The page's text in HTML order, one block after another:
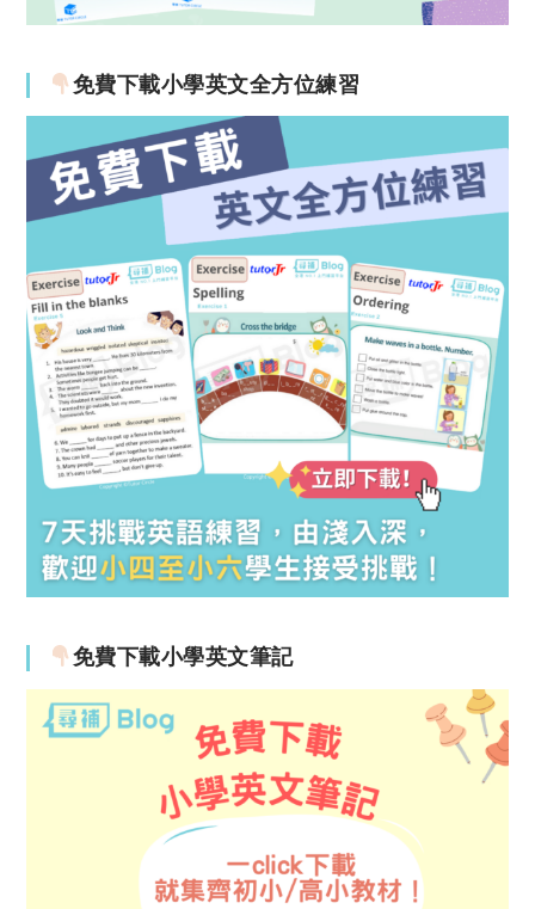
免費下載小學英文全方位練習
免費下載小學英文筆記